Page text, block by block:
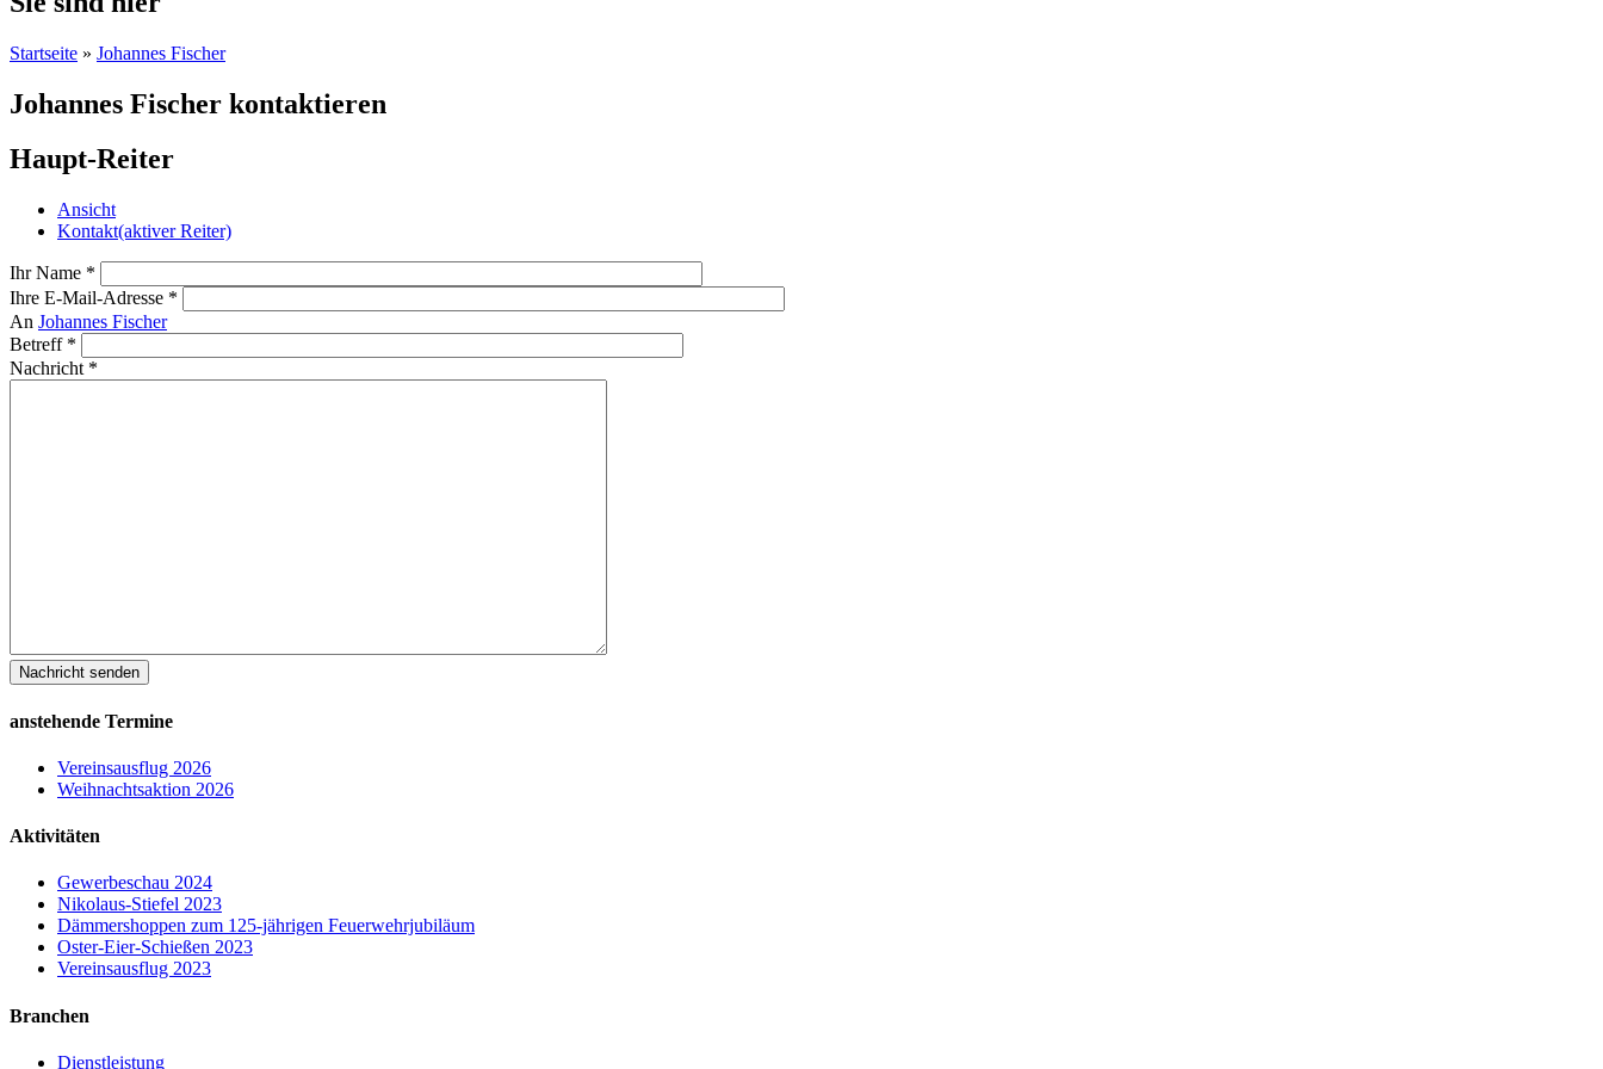
Startseite » Johannes Fischer
Johannes Fischer kontaktieren
Haupt-Reiter
Ansicht
Kontakt(aktiver Reiter)
Ihr Name *
Ihre E-Mail-Adresse *
An Johannes Fischer
Betreff *
Nachricht *
anstehende Termine
Vereinsausflug 2026
Weihnachtsaktion 2026
Aktivitäten
Gewerbeschau 2024
Nikolaus-Stiefel 2023
Dämmershoppen zum 125-jährigen Feuerwehrjubiläum
Oster-Eier-Schießen 2023
Vereinsausflug 2023
Branchen
Dienstleistung